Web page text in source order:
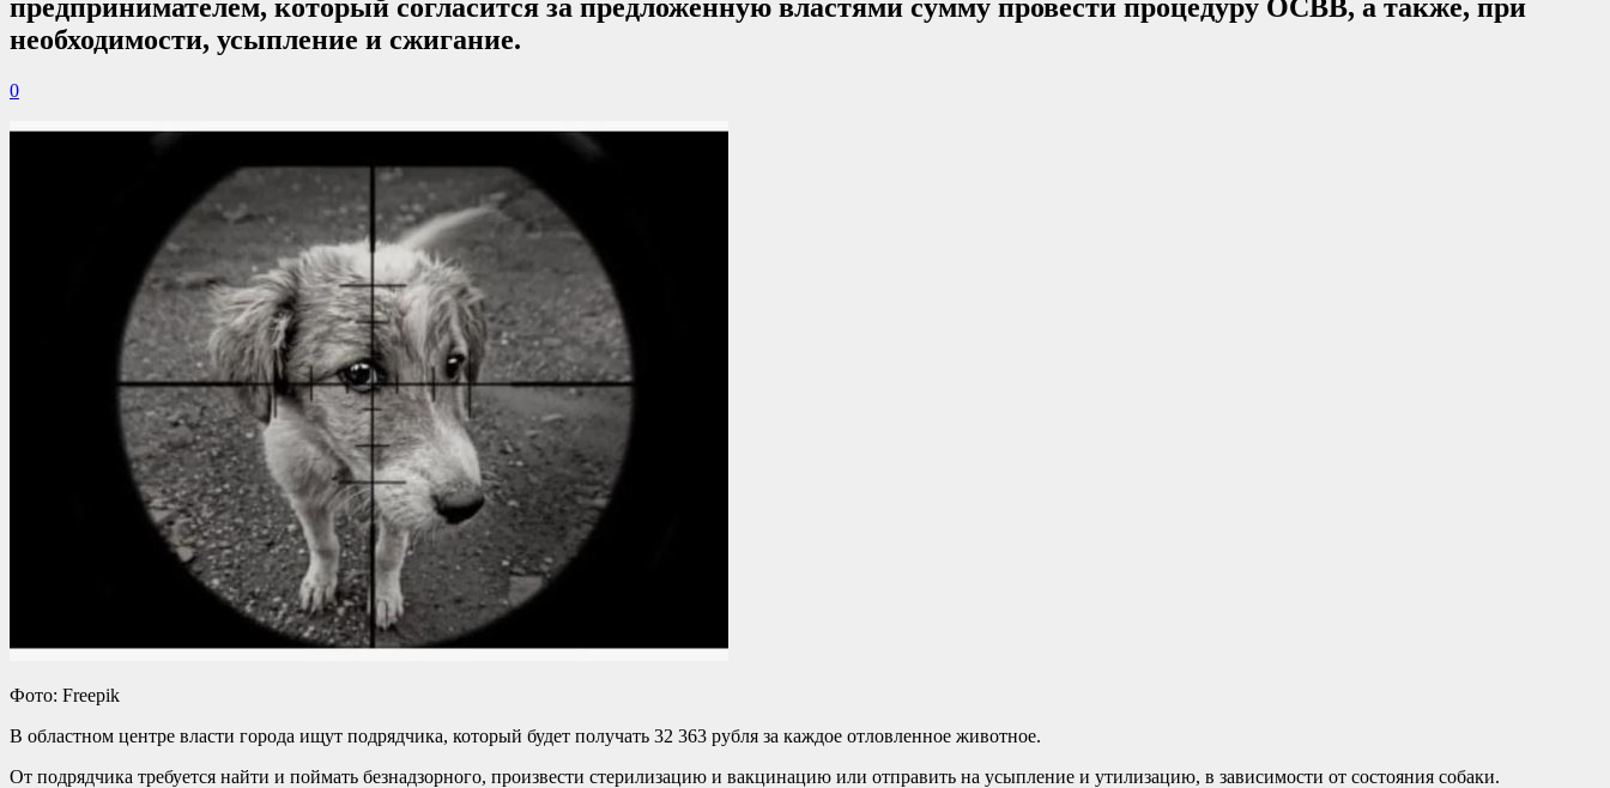
предпринимателем, который согласится за предложенную властями сумму провести процедуру ОСВВ, а также, при
необходимости, усыпление и сжигание.
0
Фото: Freepik
В областном центре власти города ищут подрядчика, который будет получать 32 363 рубля за каждое отловленное животное.
От подрядчика требуется найти и поймать безнадзорного, произвести стерилизацию и вакцинацию или отправить на усыпление и утилизацию, в зависимости от состояния собаки.